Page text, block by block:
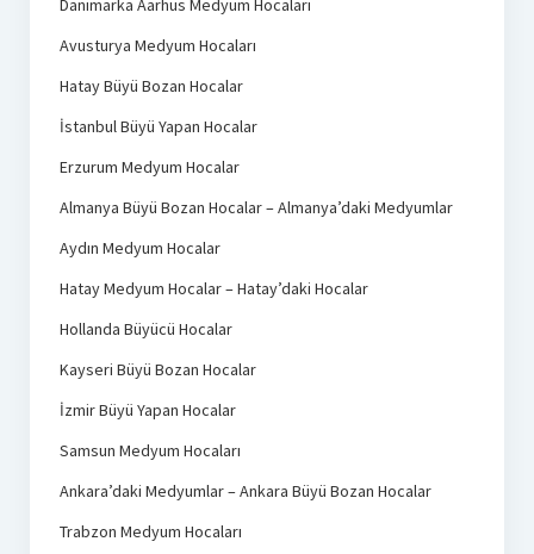
Danimarka Aarhus Medyum Hocaları
Avusturya Medyum Hocaları
Hatay Büyü Bozan Hocalar
İstanbul Büyü Yapan Hocalar
Erzurum Medyum Hocalar
Almanya Büyü Bozan Hocalar – Almanya’daki Medyumlar
Aydın Medyum Hocalar
Hatay Medyum Hocalar – Hatay’daki Hocalar
Hollanda Büyücü Hocalar
Kayseri Büyü Bozan Hocalar
İzmir Büyü Yapan Hocalar
Samsun Medyum Hocaları
Ankara’daki Medyumlar – Ankara Büyü Bozan Hocalar
Trabzon Medyum Hocaları